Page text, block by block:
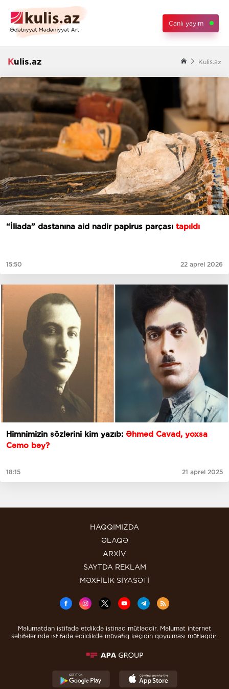
Canlı yayım
Kulis.az Kulis.az
“İliada” dastanına aid nadir papirus parçası tapıldı
15:50 22 aprel 2026
Himnimizin sözlərini kim yazıb: Əhməd Cavad, yoxsa
Cəmo bəy?
18:15 21 aprel 2025
HAQQIMIZDA
ƏLAQƏ
ARXİV
SAYTDA REKLAM
MƏXFİLİK SİYASƏTİ
Məlumatdan istifadə etdikdə istinad mütləqdir. Məlumat internet
səhifələrində istifadə edildikdə müvafiq keçidin qoyulması mütləqdir.